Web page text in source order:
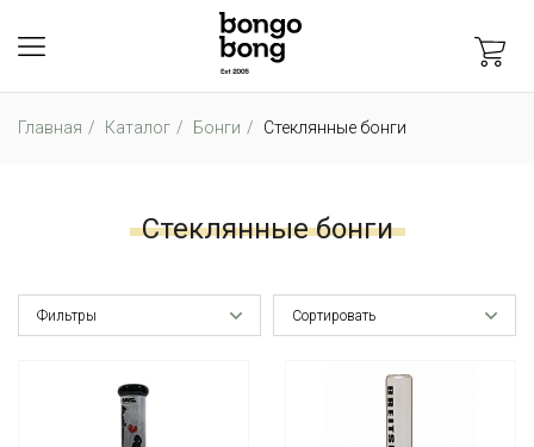
Главная Каталог Бонги Стеклянные бонги
Стеклянные бонги
Фильтры Сортировать